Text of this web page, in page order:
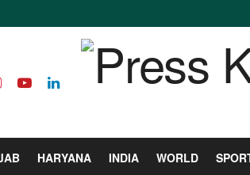
HARYANA INDIA WORLD